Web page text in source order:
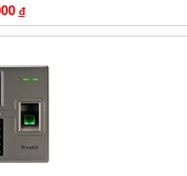
đ